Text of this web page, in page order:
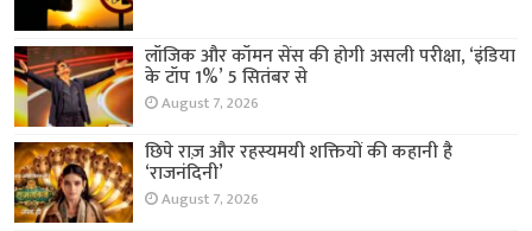
लॉजिक और कॉमन सेंस की होगी असली परीक्षा, ‘इंडिया
के टॉप 1%’ 5 सितंबर से
August 7, 2026
छिपे राज़ और रहस्यमयी शक्तियों की कहानी है
‘राजनंदिनी’
August 7, 2026